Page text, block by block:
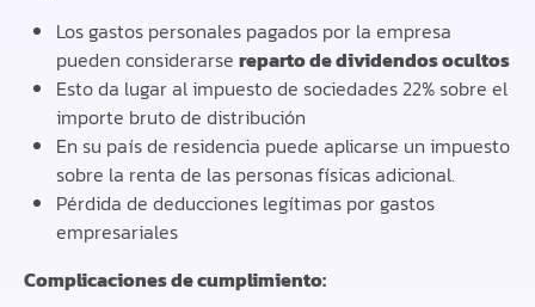
Los gastos personales pagados por la empresa
pueden considerarsereparto de dividendos ocultos
Esto da lugar al impuesto de sociedades 22% sobre el
importe bruto de distribución
En su país de residencia puede aplicarse un impuesto
sobre la renta de las personas físicas adicional.
Pérdida de deducciones legítimas por gastos
empresariales
Complicaciones de cumplimiento: